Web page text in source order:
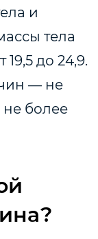
и
тела
до 24,9.
— не
более